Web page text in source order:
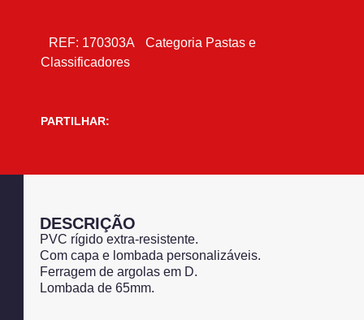
REF: 170303A Categoria Pastas e
Classificadores
PARTILHAR:
DESCRIÇÃO
PVC rígido extra-resistente.
Com capa e lombada personalizáveis.
Ferragem de argolas em D.
Lombada de 65mm.